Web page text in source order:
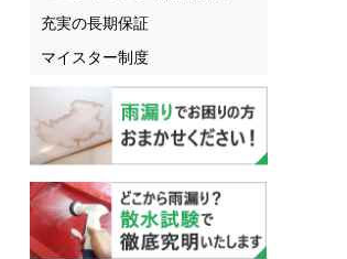
充実の長期保証
マイスター制度